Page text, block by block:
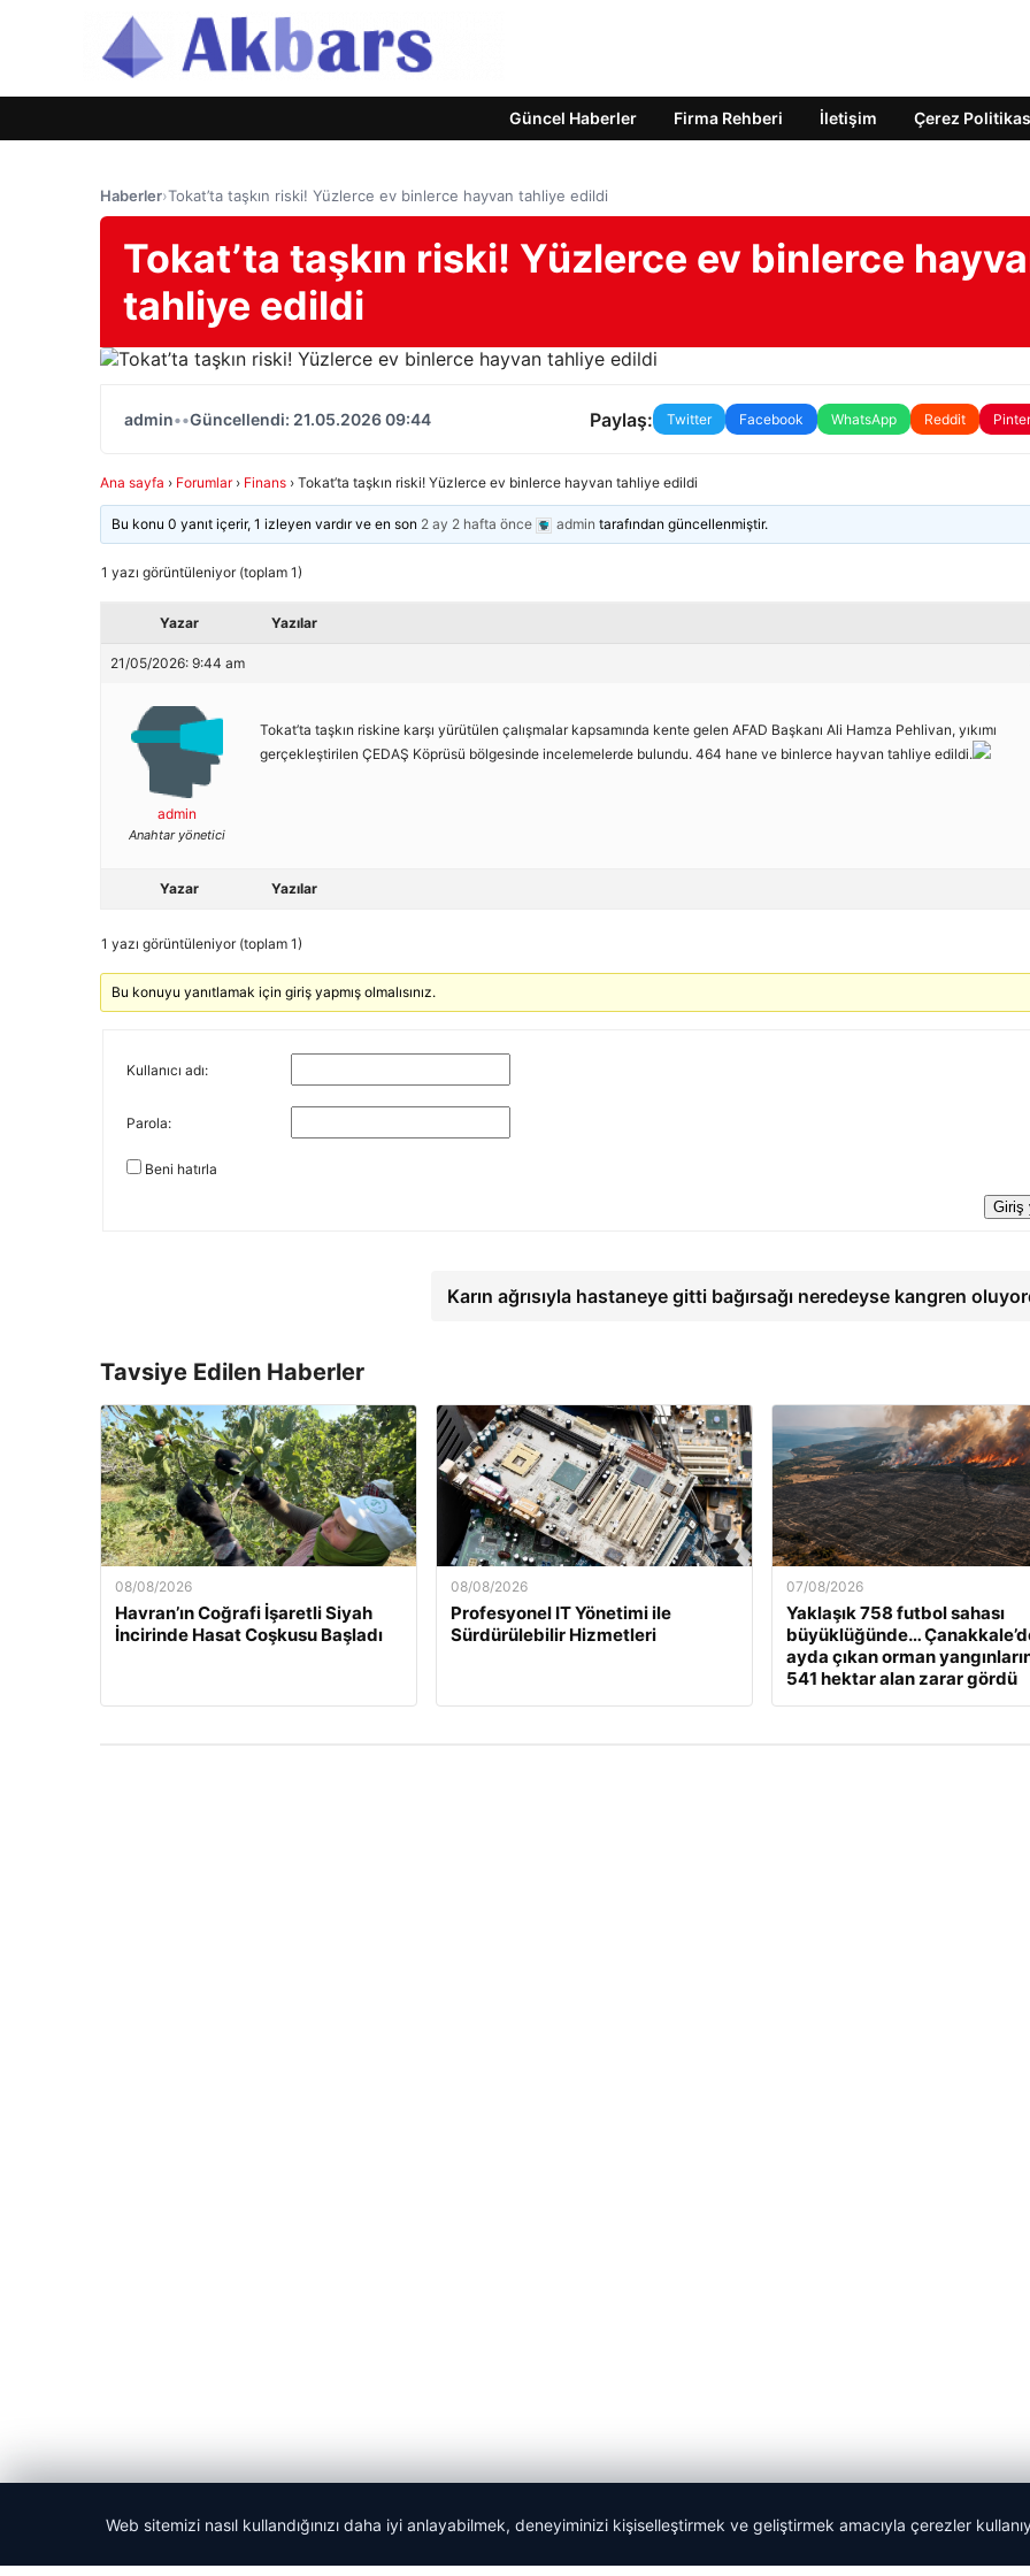
Güncel Haberler Firma Rehberi İletişim Çerez
Haberler›Tokat’ta taşkın riski! Yüzlerce ev binlerce hayvan tahliye edildi
Tokat’ta taşkın riski! Yüzlerce ev binlerce
tahliye edildi
admin••Güncellendi: 21.05.2026 09:44 Paylaş: Twitter Facebook WhatsApp Reddit
Ana sayfa › Forumlar › Finans › Tokat’ta taşkın riski! Yüzlerce ev binlerce hayvan tahliye edildi
Bu konu 0 yanıt içerir, 1 izleyen vardır ve en son 2 ay 2 hafta önce admin tarafından güncellenmiştir.
1 yazı görüntüleniyor (toplam 1)
Yazar Yazılar
21/05/2026: 9:44 am
admin
Anahtar yönetici
Tokat’ta taşkın riskine karşı yürütülen çalışmalar kapsamında kente gelen AFAD Başkanı Ali Hamza Pehlivan, yıkımı
gerçekleştirilen ÇEDAŞ Köprüsü bölgesinde incelemelerde bulundu. 464 hane ve binlerce hayvan tahliye edildi.
Yazar Yazılar
1 yazı görüntüleniyor (toplam 1)
Bu konuyu yanıtlamak için giriş yapmış olmalısınız.
Kullanıcı adı:
Parola:
Beni hatırla
Giriş
Karın ağrısıyla hastaneye gitti bağırsağı neredeyse kangren
Tavsiye Edilen Haberler
08/08/2026
Havran’ın Coğrafi İşaretli Siyah
İncirinde Hasat Coşkusu Başladı
08/08/2026
Profesyonel IT Yönetimi ile
Sürdürülebilir Hizmetleri
07/08/2026
Yaklaşık 758 futbol sahası
büyüklüğünde…
ayda çıkan orman
541 hektar alan zarar gördü
Web sitemizi nasıl kullandığınızı daha iyi anlayabilmek, deneyiminizi kişiselleştirmek ve geliştirmek amacıyla çerezler